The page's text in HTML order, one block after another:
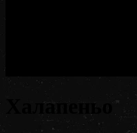
Халапеньо